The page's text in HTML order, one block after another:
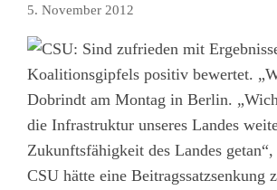
5. November 2012
Koalitionsgipfels positiv bewertet.
Dobrindt am Montag in Berlin.
die Infrastruktur unseres Landes
Zukunftsfähigkeit des Landes
CSU hätte eine Beitragssatzsenkung